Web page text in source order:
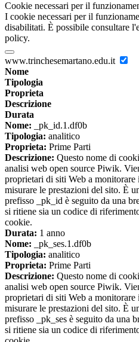
Cookie necessari per il
I cookie necessari per il
disabilitati. È possibile consultare
policy.
www.trinchesemartano.edu.it
Nome
Tipologia
Proprieta
Descrizione
Durata
Nome: _pk_id.1.df0b
Tipologia: analitico
Proprieta: Prime Parti
Descrizione: Questo nome di
analisi web open source Piwik.
proprietari di siti Web a
misurare le prestazioni del sito. È
prefisso _pk_id è seguito da una
si ritiene sia un codice di
cookie.
Durata: 1 anno
Nome: _pk_ses.1.df0b
Tipologia: analitico
Proprieta: Prime Parti
Descrizione: Questo nome di
analisi web open source Piwik.
proprietari di siti Web a
misurare le prestazioni del sito. È
prefisso _pk_ses è seguito da una
si ritiene sia un codice di